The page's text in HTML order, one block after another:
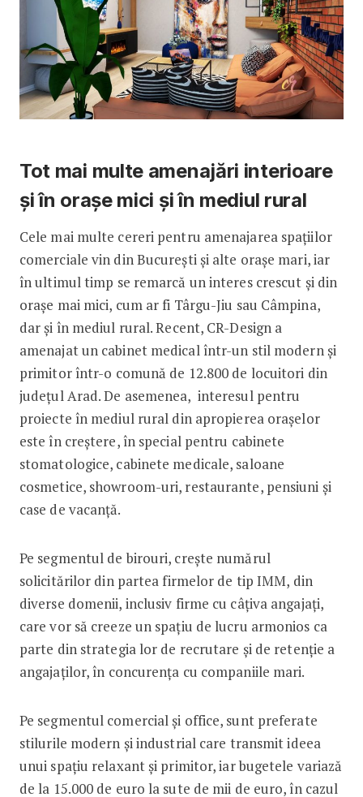
Tot mai multe amenajări interioare
și în orașe mici și în mediul rural
Cele mai multe cereri pentru amenajarea spațiilor
comerciale vin din București și alte orașe mari, iar
în ultimul timp se remarcă un interes crescut și din
orașe mai mici, cum ar fi Târgu-Jiu sau Câmpina,
dar și în mediul rural. Recent, CR-Design a
amenajat un cabinet medical într-un stil modern și
primitor într-o comună de 12.800 de locuitori din
județul Arad. De asemenea, interesul pentru
proiecte în mediul rural din apropierea orașelor
este în creștere, în special pentru cabinete
stomatologice, cabinete medicale, saloane
cosmetice, showroom-uri, restaurante, pensiuni și
case de vacanță.
Pe segmentul de birouri, crește numărul
solicitărilor din partea firmelor de tip IMM, din
diverse domenii, inclusiv firme cu câțiva angajați,
care vor să creeze un spațiu de lucru armonios ca
parte din strategia lor de recrutare și de retenție a
angajaților, în concurența cu companiile mari.
Pe segmentul comercial și office, sunt preferate
stilurile modern și industrial care transmit ideea
unui spațiu relaxant și primitor, iar bugetele variază
de la 15.000 de euro la sute de mii de euro, în cazul